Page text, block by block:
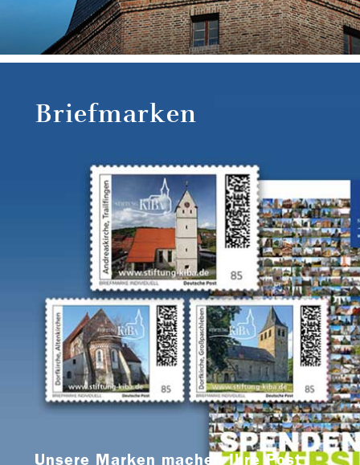
Briefmarken
Unsere Marken machen Ihre Post